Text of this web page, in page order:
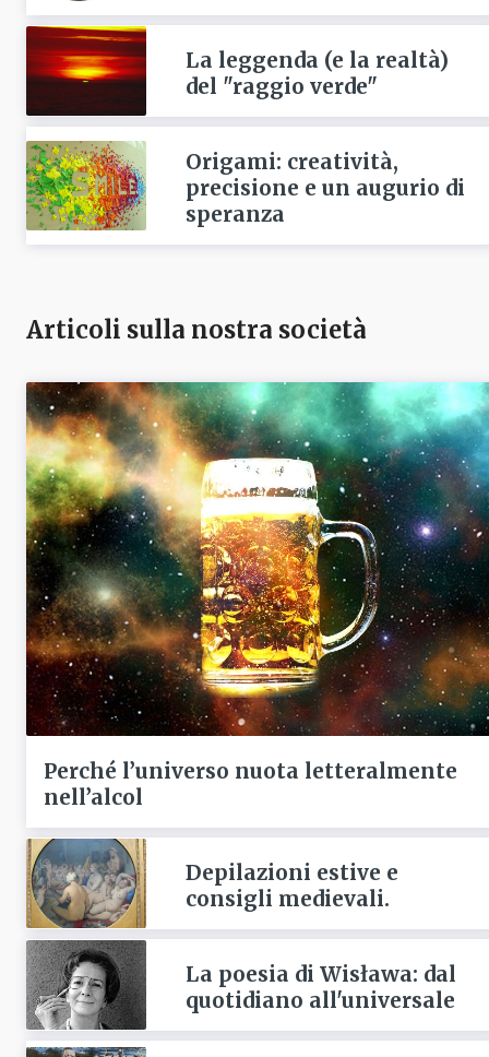
La leggenda (e la realtà)
del "raggio verde"
Origami: creatività,
precisione e un augurio di
speranza
Articoli sulla nostra società
Perché l’universo nuota letteralmente
nell’alcol
Depilazioni estive e
consigli medievali.
La poesia di Wisława: dal
quotidiano all'universale